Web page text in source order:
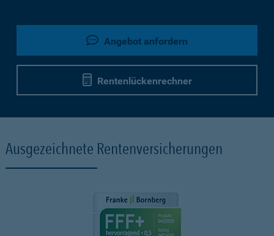
Angebot anfordern
Rentenlückenrechner
Ausgezeichnete Rentenversicherungen